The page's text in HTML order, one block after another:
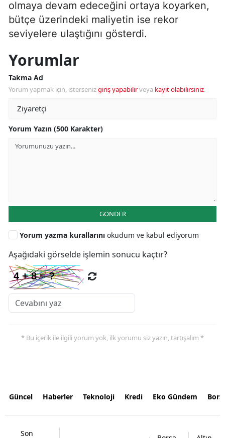
olmaya devam edeceğini ortaya koyarken,
bütçe üzerindeki maliyetin ise rekor
seviyelere ulaştığını gösterdi.
Yorumlar
Takma Ad
Yorum yapmak için, istersenizgiriş yapabilirveya kayıt olabilirsiniz.
Yorum Yazın (500 Karakter)
GÖNDER
Yorum yazma kurallarını okudum ve kabul ediyorum
Aşağıdaki görselde işlemin sonucu kaçtır?
* Bu içerik ile ilgili yorum yok, ilk yorumu siz yazın, tartışalım *
Güncel Haberler Teknoloji Kredi Eko Gündem
Son